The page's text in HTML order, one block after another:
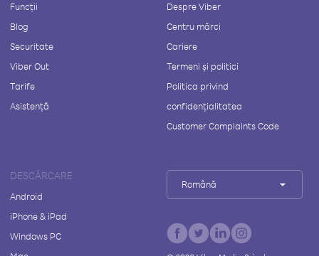
Funcții
Blog
Securitate
Viber Out
Tarife
Asistență
Despre Viber
Centru mărci
Cariere
Termeni și politici
Politica privind
confidențialitatea
Customer Complaints Code
DESCĂRCARE
Android
iPhone & iPad
Windows PC
Română